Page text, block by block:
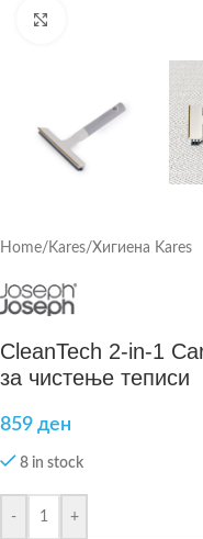
Home/ Kares/Хигиена Kares
CleanTech 2-in-1
за чистење теписи
859 ден
8 in stock
- +